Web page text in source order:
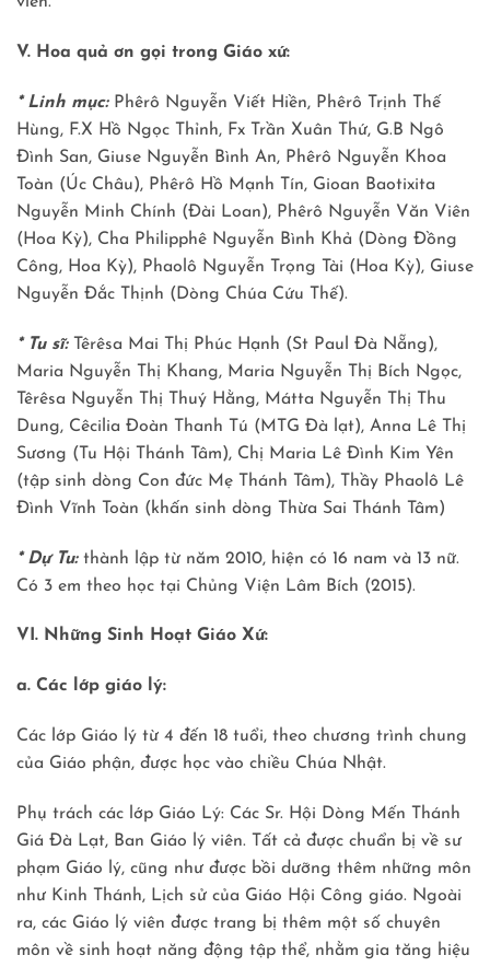
V. Hoa quả ơn gọi trong Giáo xứ:
* Linh mục:Phêrô Nguyễn Viết Hiền, Phêrô Trịnh Thế
Hùng, F.X Hồ Ngọc Thỉnh, Fx Trần Xuân Thứ, G.B Ngô
Đình San, Giuse Nguyễn Bình An, Phêrô Nguyễn Khoa
Toàn (Úc Châu), Phêrô Hồ Mạnh Tín, Gioan Baotixita
Nguyễn Minh Chính (Đài Loan), Phêrô Nguyễn Văn Viên
(Hoa Kỳ), Cha Philipphê Nguyễn Bình Khả (Dòng Đồng
Công, Hoa Kỳ), Phaolô Nguyễn Trọng Tài (Hoa Kỳ), Giuse
Nguyễn Đắc Thịnh (Dòng Chúa Cứu Thế).
* Tu sĩ:Têrêsa Mai Thị Phúc Hạnh (St Paul Ðà Nẵng),
Maria Nguyễn Thị Khang, Maria Nguyễn Thị Bích Ngọc,
Têrêsa Nguyễn Thị Thuý Hằng, Mátta Nguyễn Thị Thu
Dung, Cêcilia Ðoàn Thanh Tú (MTG Ðà lạt), Anna Lê Thị
Sương (Tu Hội Thánh Tâm), Chị Maria Lê Đình Kim Yên
(tập sinh dòng Con đức Mẹ Thánh Tâm), Thầy Phaolô Lê
Đình Vĩnh Toàn (khấn sinh dòng Thừa Sai Thánh Tâm)
* Dự Tu:thành lập từ năm 2010, hiện có 16 nam và 13 nữ.
Có 3 em theo học tại Chủng Viện Lâm Bích (2015).
VI. Những Sinh Hoạt Giáo Xứ:
a. Các lớp giáo lý:
Các lớp Giáo lý từ 4 đến 18 tuổi, theo chương trình chung
của Giáo phận, được học vào chiều Chúa Nhật.
Phụ trách các lớp Giáo Lý: Các Sr. Hội Dòng Mến Thánh
Giá Đà Lạt, Ban Giáo lý viên. Tất cả được chuẩn bị về sư
phạm Giáo lý, cũng như được bồi dưỡng thêm những môn
như Kinh Thánh, Lịch sử của Giáo Hội Công giáo. Ngoài
ra, các Giáo lý viên được trang bị thêm một số chuyên
môn về sinh hoạt năng động tập thể, nhằm gia tăng hiệu